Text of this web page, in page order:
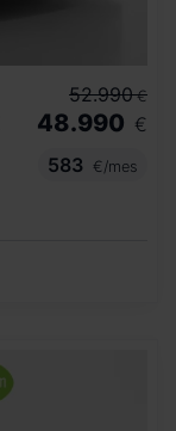
52.990 €
48.990 €
583
€/mes